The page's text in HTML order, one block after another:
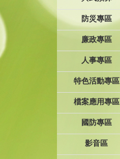
防災專區
廉政專區
人事專區
特色活動專區
檔案應用專區
國防專區
影音區